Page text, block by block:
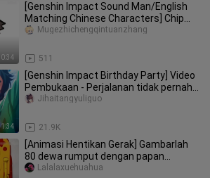
0:34
[Genshin Impact Sound Man/English
Matching Chinese Characters] Chip
Fengshen menipu Xiao Yan untuk
511
Mugezhichengqintuanzhang
1:34
[Genshin Impact Birthday Party] Video
Pembukaan - Perjalanan tidak pernah
berakhir!
21.9K
Jihaitangyuliguo
[Animasi Hentikan Gerak] Gambarlah
80 dewa rumput dengan papan
gambar anak-anak!
Lalalaxuehuahua